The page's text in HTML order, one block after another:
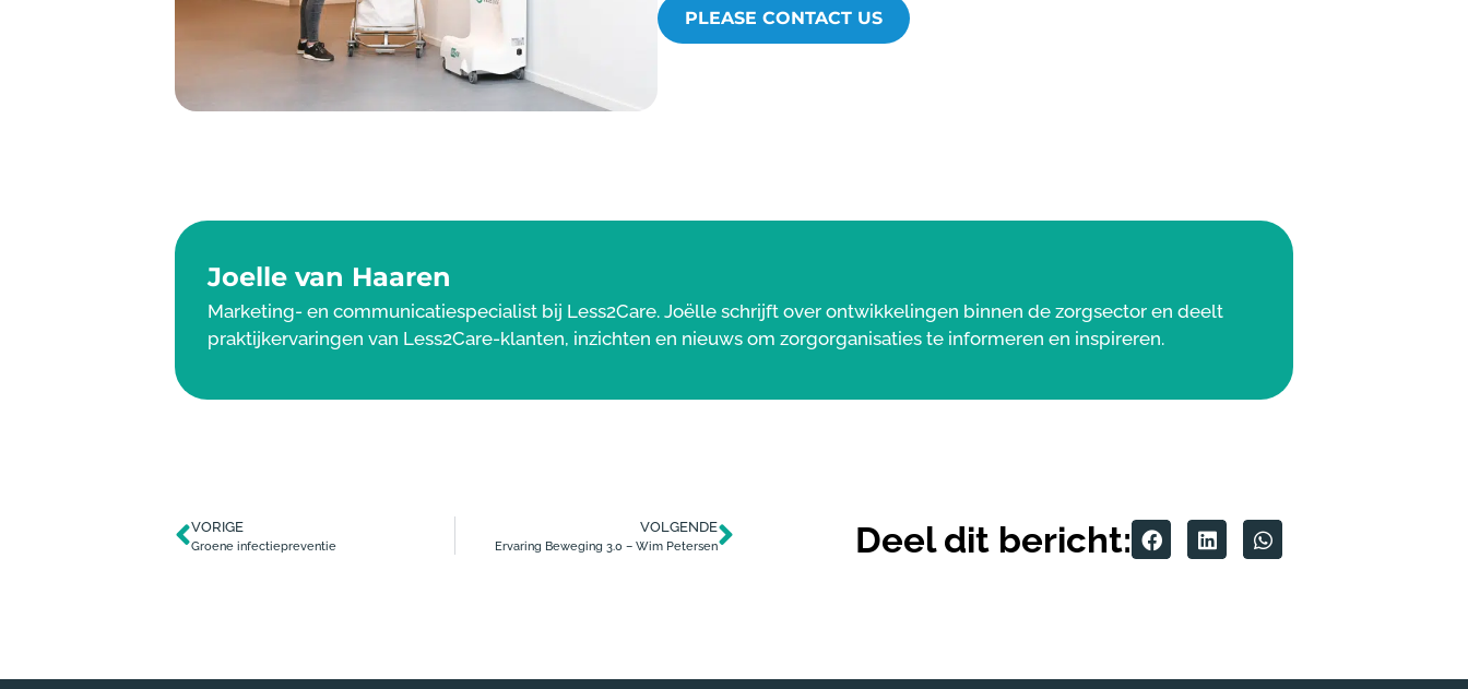
PLEASE CONTACT US
Joelle van Haaren
Marketing- en communicatiespecialist bij Less2Care. Joëlle schrijft over ontwikkelingen binnen de zorgsector en deelt
praktijkervaringen van Less2Care-klanten, inzichten en nieuws om zorgorganisaties te informeren en inspireren.
VORIGE
Groene infectiepreventie
VOLGENDE
Ervaring Beweging 3.0 – Wim Petersen Deel dit bericht: